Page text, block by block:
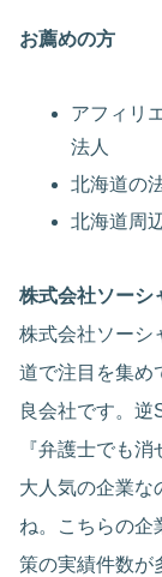
お薦めの方
アフィリ
法人
北海道の
北海道周
株式会社ソーシ
株式会社ソーシ
道で注目を集め
良会社です。逆
『弁護士でも
大人気の企業な
ね。こちらの企
策の実績件数が